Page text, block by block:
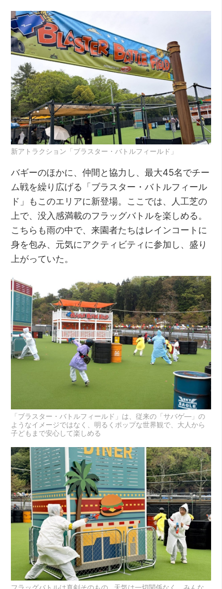
新アトラクション「ブラスター・バトルフィールド」
バギーのほかに、仲間と協力し、最大45名でチー
ム戦を繰り広げる「ブラスター・バトルフィール
ド」もこのエリアに新登場。ここでは、人工芝の
上で、没入感満載のフラッグバトルを楽しめる。
こちらも雨の中で、来園者たちはレインコートに
身を包み、元気にアクティビティに参加し、盛り
上がっていた。
「ブラスター・バトルフィールド」は、従来の「サバゲ―」の
ようなイメージではなく、明るくポップな世界観で、大人から
子どもまで安心して楽しめる
フラッグバトルは真剣そのもの…天気は一切関係なく、みんな